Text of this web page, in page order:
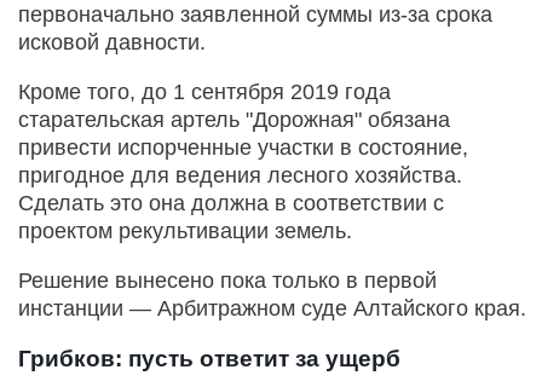
первоначально заявленной суммы из-за срока
исковой давности.
Кроме того, до 1 сентября 2019 года
старательская артель "Дорожная" обязана
привести испорченные участки в состояние,
пригодное для ведения лесного хозяйства.
Сделать это она должна в соответствии с
проектом рекультивации земель.
Решение вынесено пока только в первой
инстанции — Арбитражном суде Алтайского края.
Грибков: пусть ответит за ущерб